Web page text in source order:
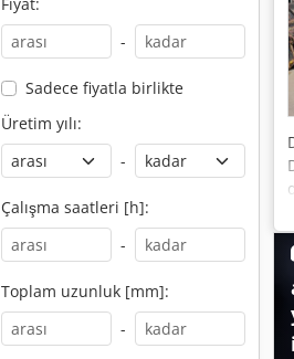
-
Sadece fiyatla birlikte
Üretim yılı:
-
Çalışma saatleri [h]:
-
Toplam uzunluk [mm]:
-